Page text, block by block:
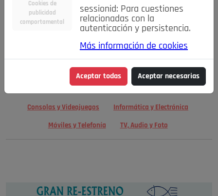
Niños y Bebés Inmobiliaria Construcción y Reformas
Moda Accesorios Ropa Motor
Motor y Accesorios Motos Ocio
Cine, Libros y Música Coleccionismo
Consolas y Videojuegos Informática y Electrónica
Móviles y Telefonía TV, Audio y Foto
Cookies de
publicidad
comportamental
sessionid: Para cuestiones
relacionadas con la
autenticación y persistencia.
Más información de cookies
Aceptar todas Aceptar necesarias